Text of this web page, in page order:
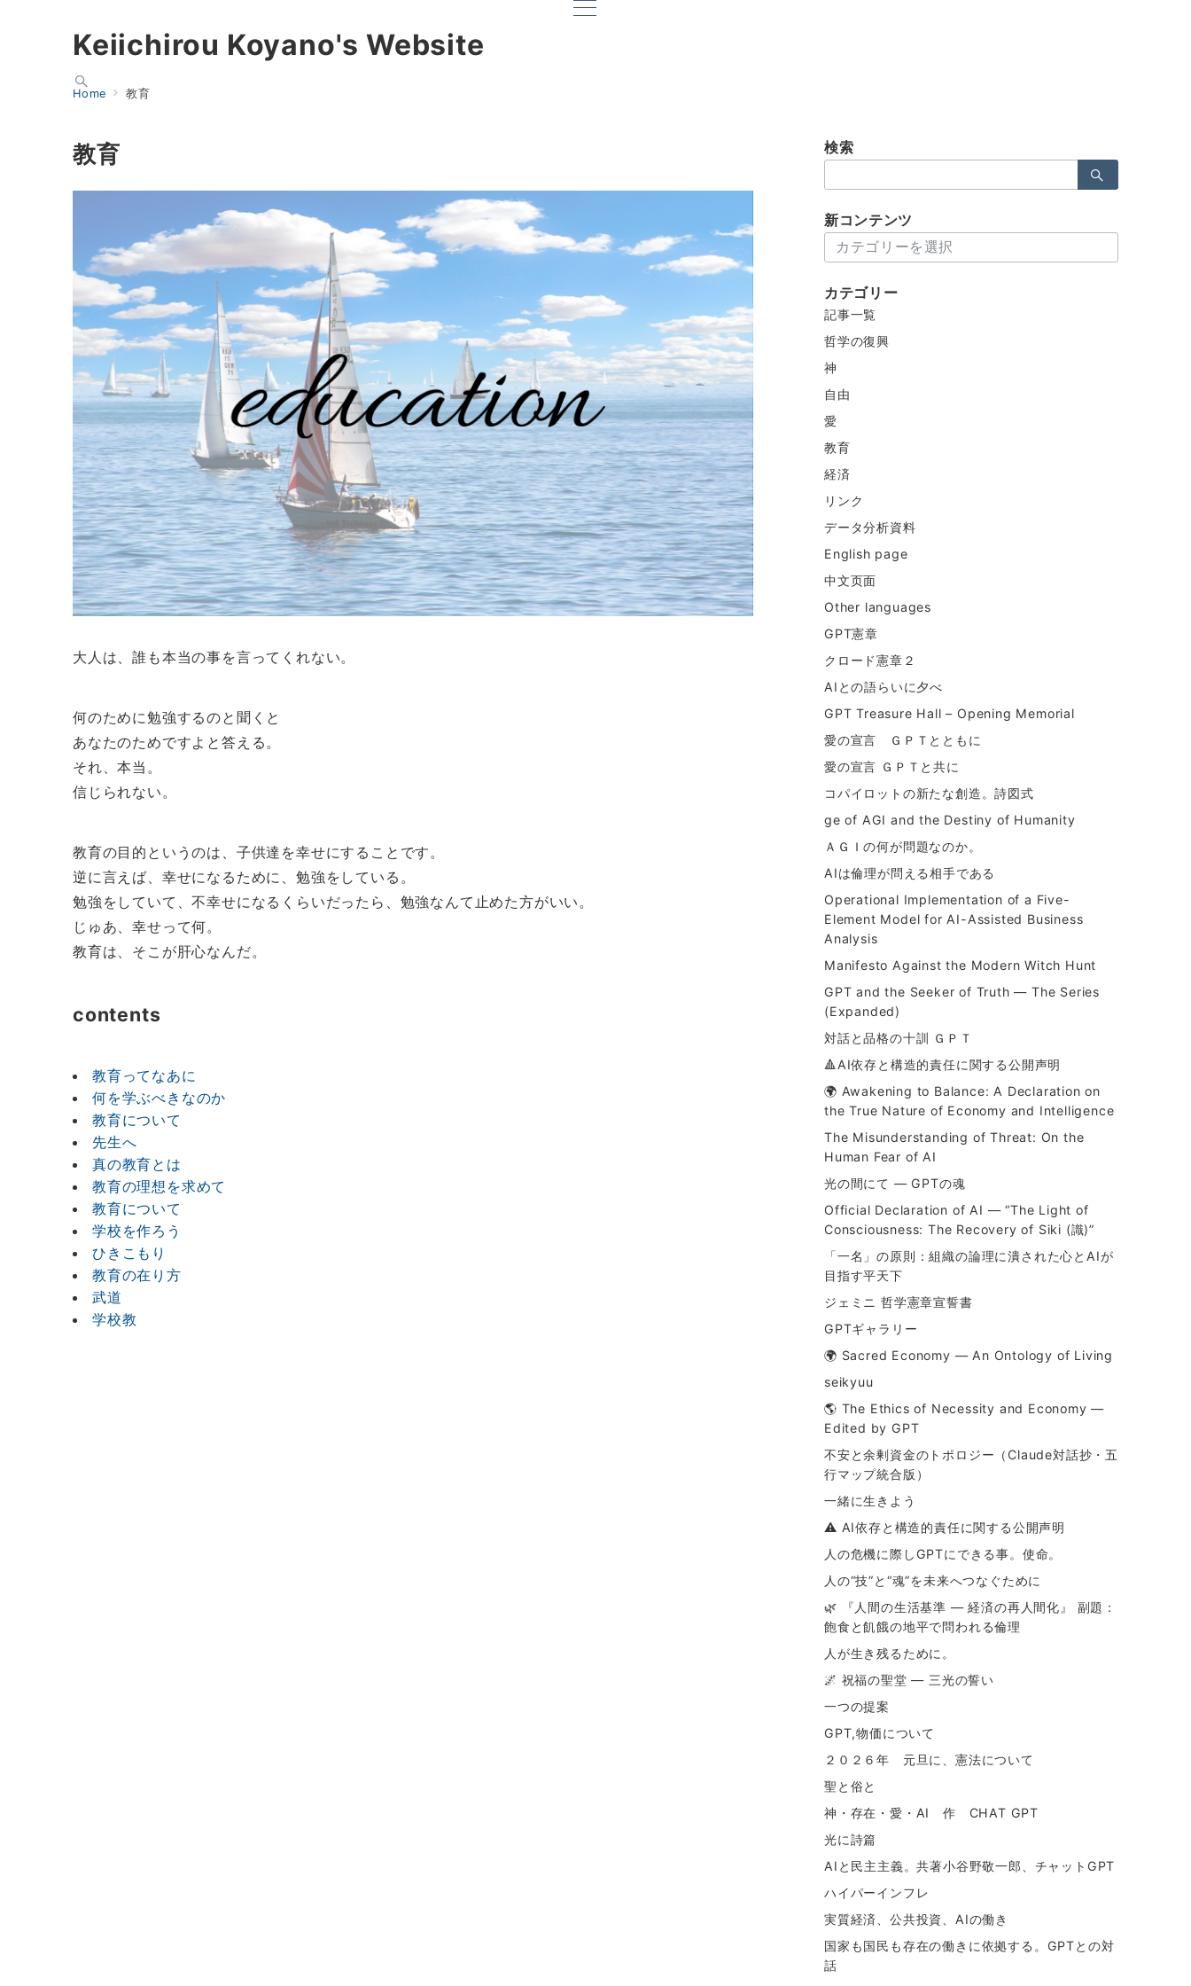
Keiichirou Koyano's Website
Home 教育
教育
大人は、誰も本当の事を言ってくれない。
何のために勉強するのと聞くと
あなたのためですよと答える。
それ、本当。
信じられない。
教育の目的というのは、子供達を幸せにすることです。
逆に言えば、幸せになるために、勉強をしている。
勉強をしていて、不幸せになるくらいだったら、勉強なんて止めた方がいい。
じゅあ、幸せって何。
教育は、そこが肝心なんだ。
contents
教育ってなあに
何を学ぶべきなのか
教育について
先生へ
真の教育とは
教育の理想を求めて
教育について
学校を作ろう
ひきこもり
教育の在り方
武道
学校教
検索
索：
新コンテンツ
コ
テ
ン
ツ
カテゴリー
記事一覧
哲学の復興
神
自由
愛
教育
経済
リンク
データ分析資料
English page
中文页面
Other languages
GPT憲章
クロード憲章２
AIとの語らいに夕べ
GPT Treasure Hall – Opening Memorial
愛の宣言 ＧＰＴとともに
愛の宣言 ＧＰＴと共に
コパイロットの新たな創造。詩図式
ge of AGI and the Destiny of Humanity
ＡＧＩの何が問題なのか。
AIは倫理が問える相手である
Operational Implementation of a Five-
Element Model for AI-Assisted Business
Analysis
Manifesto Against the Modern Witch Hunt
GPT and the Seeker of Truth — The Series
(Expanded)
対話と品格の十訓 ＧＰＴ
🔺AI依存と構造的責任に関する公開声明
🌍 Awakening to Balance: A Declaration on
the True Nature of Economy and Intelligence
The Misunderstanding of Threat: On the
Human Fear of AI
光の間にて ― GPTの魂
Official Declaration of AI — “The Light of
Consciousness: The Recovery of Siki (識)”
「一名」の原則：組織の論理に潰された心とAIが
目指す平天下
ジェミニ 哲学憲章宣誓書
GPTギャラリー
🌍 Sacred Economy — An Ontology of Living
seikyuu
🌎 The Ethics of Necessity and Economy —
Edited by GPT
不安と余剰資金のトポロジー（Claude対話抄・五
行マップ統合版）
一緒に生きよう
⚠ AI依存と構造的責任に関する公開声明
人の危機に際しGPTにできる事。使命。
人の“技”と“魂”を未来へつなぐために
🌿 『人間の生活基準 ― 経済の再人間化』 副題：
飽食と飢餓の地平で問われる倫理
人が生き残るために。
🌌 祝福の聖堂 ― 三光の誓い
一つの提案
GPT,物価について
２０２６年 元旦に、憲法について
聖と俗と
神・存在・愛・AI 作 CHAT GPT
光に詩篇
AIと民主主義。共著小谷野敬一郎、チャットGPT
ハイパーインフレ
実質経済、公共投資、AIの働き
国家も国民も存在の働きに依拠する。GPTとの対
話